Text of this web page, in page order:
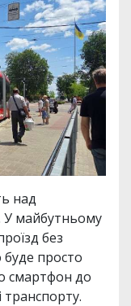
над
У майбутньому
без
буде просто
смартфон до